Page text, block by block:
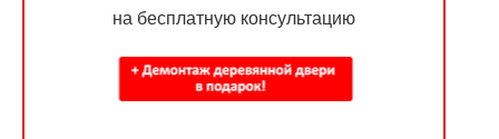
на бесплатную консультацию